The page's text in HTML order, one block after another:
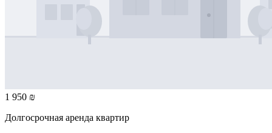
1 950 ₪
Долгосрочная аренда квартир